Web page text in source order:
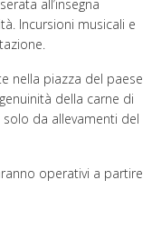
all’insegna
Incursioni musicali e
nella piazza del paese
della carne di
da allevamenti del
operativi a partire